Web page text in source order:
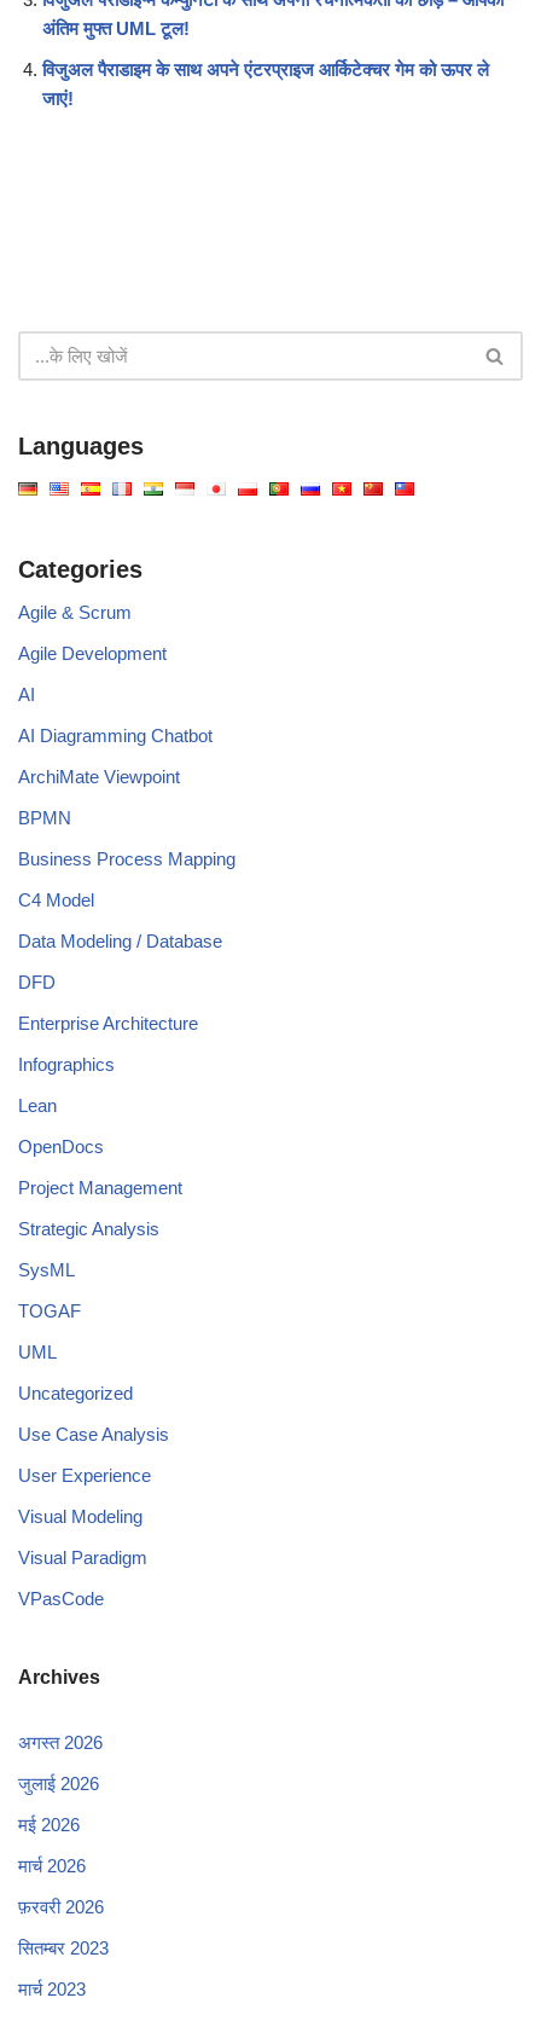
अंतिम मुफ्त UML टूल!
विजुअल पैराडाइम के साथ अपने एंटरप्राइज आर्किटेक्चर गेम को ऊपर ले
जाएं!
Languages
Categories
Agile & Scrum
Agile Development
AI
AI Diagramming Chatbot
ArchiMate Viewpoint
BPMN
Business Process Mapping
C4 Model
Data Modeling / Database
DFD
Enterprise Architecture
Infographics
Lean
OpenDocs
Project Management
Strategic Analysis
SysML
TOGAF
UML
Uncategorized
Use Case Analysis
User Experience
Visual Modeling
Visual Paradigm
VPasCode
Archives
अगस्त 2026
जुलाई 2026
मई 2026
मार्च 2026
फ़रवरी 2026
सितम्बर 2023
मार्च 2023